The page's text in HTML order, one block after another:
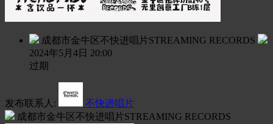
成都市金牛区不快进唱片STREAMING RECORDS
2024年5月4日 20:00
过期
发布联系人:
不快进唱片
成都市金牛区不快进唱片STREAMING RECORDS